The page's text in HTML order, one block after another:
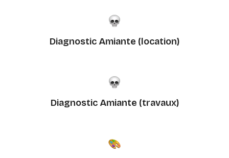
Diagnostic Amiante (location)
Diagnostic Amiante (travaux)